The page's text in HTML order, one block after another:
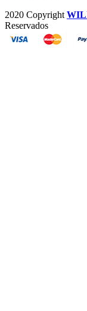
2020 Copyright
Reservados